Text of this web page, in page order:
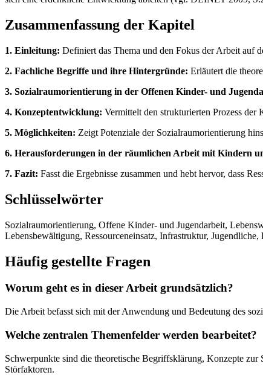
Zusammenfassung der Kapitel
1. Einleitung: Definiert das Thema und den Fokus der Arbeit auf
2. Fachliche Begriffe und ihre Hintergründe: Erläutert die
3. Sozialraumorientierung in der Offenen Kinder- und
4. Konzeptentwicklung: Vermittelt den strukturierten Prozess
5. Möglichkeiten: Zeigt Potenziale der Sozialraumorientierung
6. Herausforderungen in der räumlichen Arbeit mit Kindern
7. Fazit: Fasst die Ergebnisse zusammen und hebt hervor, dass
Schlüsselwörter
Sozialraumorientierung, Offene Kinder- und Jugendarbeit,
Lebensbewältigung, Ressourceneinsatz, Infrastruktur, Jugendliche,
Häufig gestellte Fragen
Worum geht es in dieser Arbeit grundsätzlich?
Die Arbeit befasst sich mit der Anwendung und Bedeutung des
Welche zentralen Themenfelder werden bearbeitet?
Schwerpunkte sind die theoretische Begriffsklärung, Konzepte
Störfaktoren.